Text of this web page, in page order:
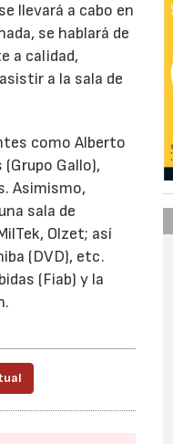
llevará a cabo en
se hablará de
a calidad,
a la sala de
como Alberto
Gallo),
Asimismo,
sala de
Olzet; así
(DVD), etc.
(Fiab) y la